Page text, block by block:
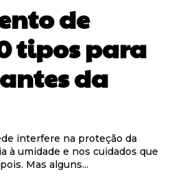
de
tipos para
da
interfere na proteção da
à umidade e nos cuidados que
Mas alguns...